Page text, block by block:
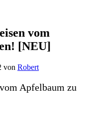
vom
[NEU]
von Robert
Apfelbaum zu